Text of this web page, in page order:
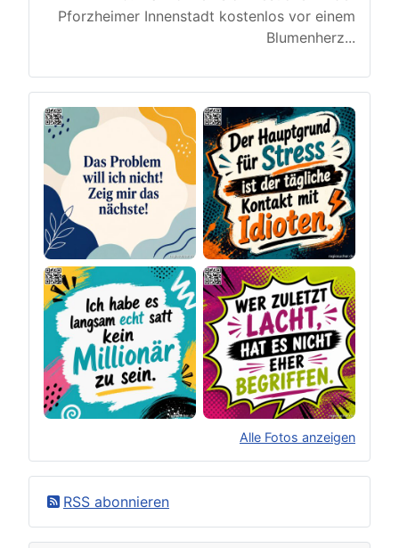
Pforzheimer Innenstadt kostenlos vor einem
Blumenherz...
Alle Fotos anzeigen
RSS abonnieren